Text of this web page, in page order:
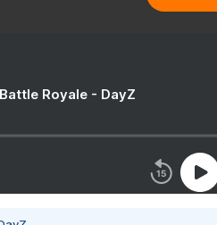
Royale - DayZ